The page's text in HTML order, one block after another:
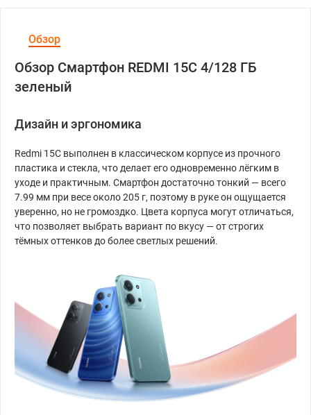
Обзор
Обзор Смартфон REDMI 15C 4/128 ГБ
зеленый
Дизайн и эргономика
Redmi 15C выполнен в классическом корпусе из прочного
пластика и стекла, что делает его одновременно лёгким в
уходе и практичным. Смартфон достаточно тонкий — всего
7.99 мм при весе около 205 г, поэтому в руке он ощущается
уверенно, но не громоздко. Цвета корпуса могут отличаться,
что позволяет выбрать вариант по вкусу — от строгих
тёмных оттенков до более светлых решений.